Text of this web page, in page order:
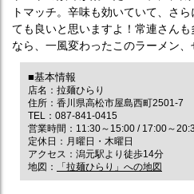
トマッチ。辛味も効いていて、さ
ても良いと思いますよ！常連さん
なら、一風変わったこのラーメン、
■基本情報
店名：拉麺ひらり
住所：香川県高松市屋島西町2501-7
TEL：087-841-0415
営業時間：11:30～15:00 / 17:00～
定休日：月曜日・木曜日
アクセス：潟元駅より徒歩14分
地図：
「拉麺ひらり」への地図